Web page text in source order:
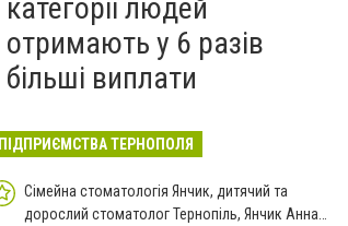
категорії людей
отримають у 6 разів
більші виплати
ПІДПРИЄМСТВА ТЕРНОПОЛЯ
Сімейна стоматологія Янчик, дитячий та
дорослий стоматолог Тернопіль, Янчик Анна